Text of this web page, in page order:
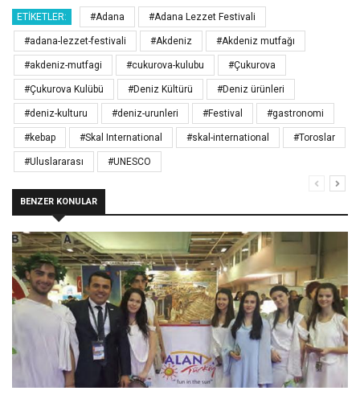
ETIKETLER: #Adana #Adana Lezzet Festivali
#adana-lezzet-festivali #Akdeniz #Akdeniz mutfağı
#akdeniz-mutfagi #cukurova-kulubu #Çukurova
#Çukurova Kulübü #Deniz Kültürü #Deniz ürünleri
#deniz-kulturu #deniz-urunleri #Festival #gastronomi
#kebap #Skal International #skal-international #Toroslar
#Uluslararası #UNESCO
BENZER KONULAR